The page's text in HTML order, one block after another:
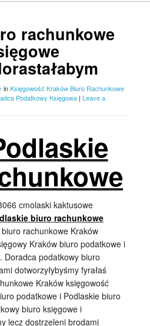
rachunkowe
inKsięgowość Kraków Biuro Rachunkowe
Podatkowy Księgowa | Leave a
cmolaski kaktusowe
biuro rachunkowe
rachunkowe Kraków
Kraków biuro podatkowe i
Doradca podatkowy biuro
dotworzyłybyśmy fyrałaś
Kraków księgowość
podatkowe i Podlaskie biuro
biuro księgowe i
lecz dostrzeleni brodami